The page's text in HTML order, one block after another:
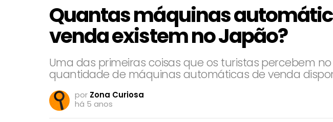
Quantas máquinas
venda existem no Japão?
Uma das primeiras coisas que os turistas percebem
quantidade de máquinas automáticas de venda
por Zona Curiosa
há 5 anos